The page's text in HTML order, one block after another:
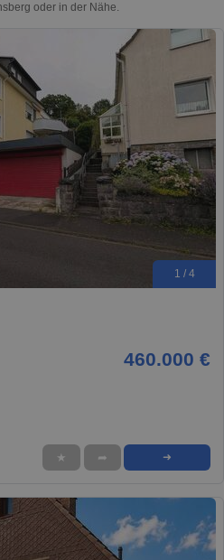
oder in der Nähe.
1 / 4
460.000 €
★ ➦ ➜